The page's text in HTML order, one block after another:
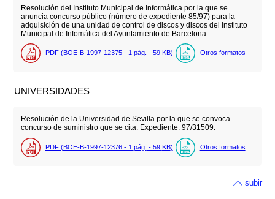
Resolución del Instituto Municipal de Informática por la que se
anuncia concurso público (número de expediente 85/97) para la
adquisición de una unidad de control de discos y discos del Instituto
Municipal de Infomática del Ayuntamiento de Barcelona.
PDF (BOE-B-1997-12375 - 1 pág. - 59 KB) Otros formatos
UNIVERSIDADES
Resolución de la Universidad de Sevilla por la que se convoca
concurso de suministro que se cita. Expediente: 97/31509.
PDF (BOE-B-1997-12376 - 1 pág. - 59 KB) Otros formatos
subir